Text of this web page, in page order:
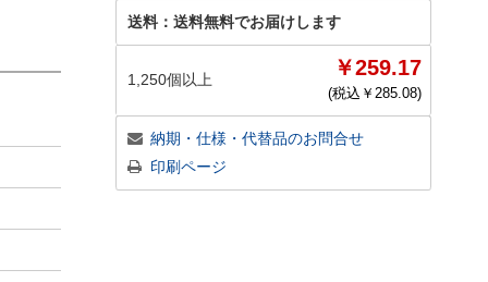
送料： 送料無料でお届けします
1,250個以上 ￥259.17
(税込￥ 285.08)
納期・仕様・代替品のお問合せ
印刷ページ